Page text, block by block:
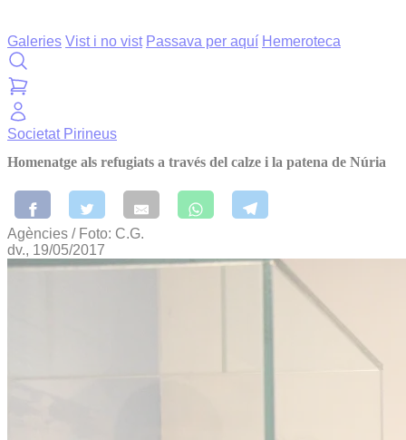
Galeries Vist i no vist Passava per aquí Hemeroteca
Societat Pirineus
Homenatge als refugiats a través del calze i la patena de Núria
Agències / Foto: C.G.
dv., 19/05/2017